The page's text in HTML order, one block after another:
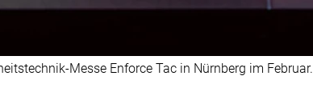
Messe Enforce Tac in Nürnberg im Februar.